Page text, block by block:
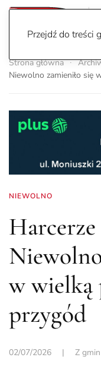
Przejdź do treści
Strona główna
Niewolno zamieniło się
NIEWOLNO
w wielką
przygód
02/07/2026 | Z gmin